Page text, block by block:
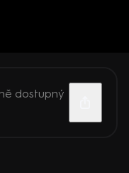
dostupný